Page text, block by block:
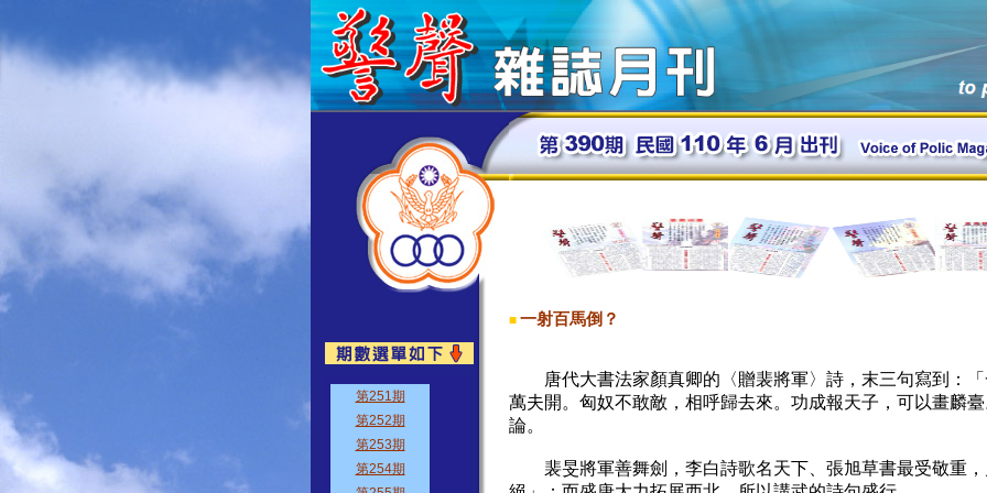
■ 一射百馬倒？
唐代大書法家顏真卿的〈贈裴將軍〉詩，末三句寫到：「
萬夫開。匈奴不敢敵，相呼歸去來。功成報天子，可以畫麟
論。
裴旻將軍善舞劍，李白詩歌名天下、張旭草書最受敬重，